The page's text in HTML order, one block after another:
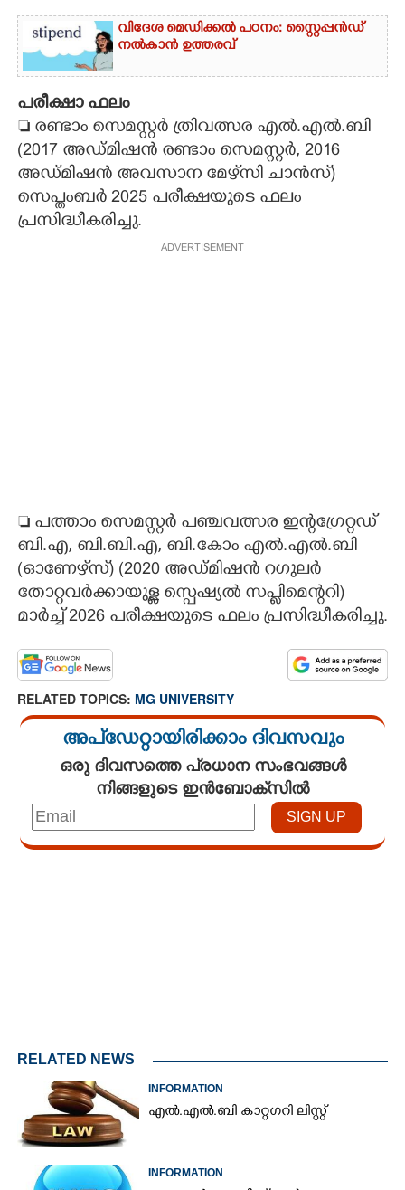
വിദേശ മെഡിക്കൽ പഠനം: സ്റ്റൈപ്പൻഡ്
നൽകാൻ ഉത്തരവ്
പരീക്ഷാ ഫലം
 രണ്ടാം സെമസ്റ്റർ ത്രിവത്സര എൽ.എൽ.ബി
(2017 അഡ്മിഷൻ രണ്ടാം സെമസ്റ്റർ, 2016
അഡ്മിഷൻ അവസാന മേഴ്‌സി ചാൻസ്)
സെപ്തംബർ 2025 പരീക്ഷയുടെ ഫലം
പ്രസിദ്ധീകരിച്ചു.
ADVERTISEMENT
 പത്താം സെമസ്റ്റർ പഞ്ചവത്സര ഇന്റഗ്രേറ്റഡ്
ബി.എ, ബി.ബി.എ, ബി.കോം എൽ.എൽ.ബി
(ഓണേഴ്‌സ്) (2020 അഡ്മിഷൻ റഗുലർ
തോറ്റവർക്കായുള്ള സ്പെഷ്യൽ സപ്ലിമെന്ററി)
മാർച്ച് 2026 പരീക്ഷയുടെ ഫലം പ്രസിദ്ധീകരിച്ചു.
RELATED TOPICS: MG UNIVERSITY
അപ്ഡേറ്റായിരിക്കാം ദിവസവും
ഒരു ദിവസത്തെ പ്രധാന സംഭവങ്ങൾ
നിങ്ങളുടെ ഇൻബോക്സിൽ
RELATED NEWS
INFORMATION
എൽ.എൽ.ബി കാറ്റഗറി ലിസ്റ്റ്
INFORMATION